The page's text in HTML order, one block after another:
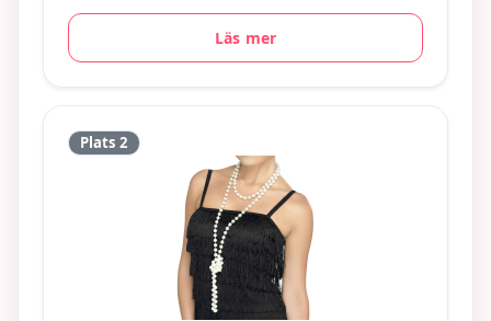
Läs mer
Plats 2